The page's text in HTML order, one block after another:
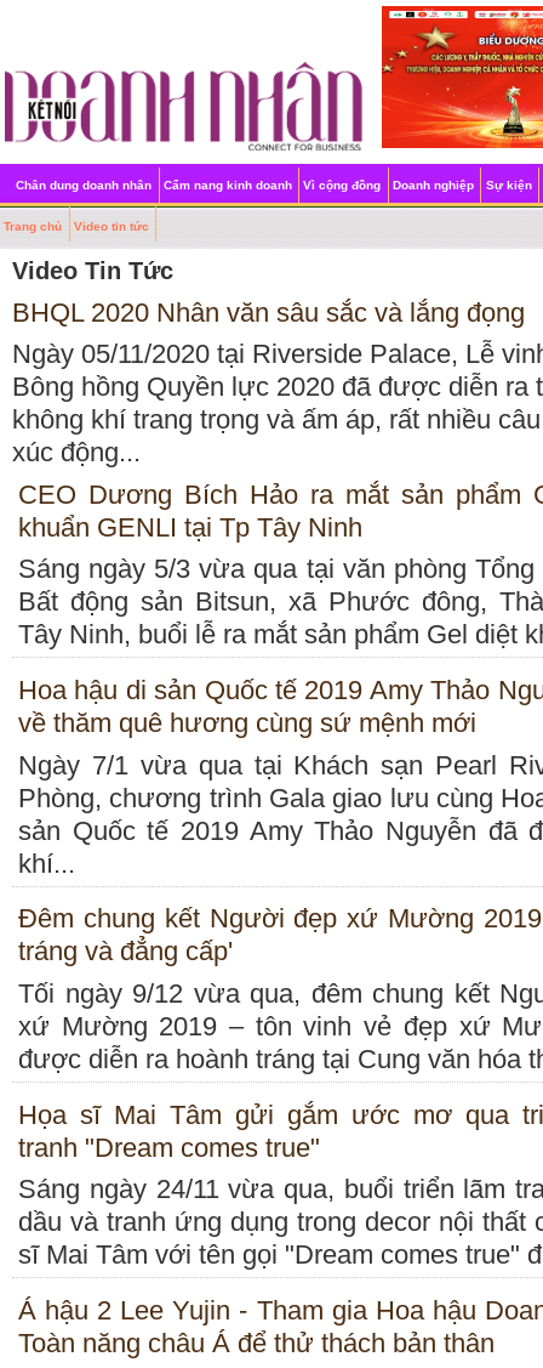
Chân dung doanh nhân Cẩm nang kinh doanh Vì cộng đồng Doanh nghiệp Sự kiện
Trang chủ Video tin tức
Video Tin Tức
BHQL 2020 Nhân văn sâu sắc và lắng đọng
Ngày 05/11/2020 tại Riverside Palace, Lễ
Bông hồng Quyền lực 2020 đã được diễn ra
không khí trang trọng và ấm áp, rất nhiều
xúc động...
CEO Dương Bích Hảo ra mắt sản phẩm
khuẩn GENLI tại Tp Tây Ninh
Sáng ngày 5/3 vừa qua tại văn phòng Tổng
Bất động sản Bitsun, xã Phước đông,
Tây Ninh, buổi lễ ra mắt sản phẩm Gel diệt
Hoa hậu di sản Quốc tế 2019 Amy Thảo
về thăm quê hương cùng sứ mệnh mới
Ngày 7/1 vừa qua tại Khách sạn Pearl
Phòng, chương trình Gala giao lưu cùng
sản Quốc tế 2019 Amy Thảo Nguyễn đã
khí...
Đêm chung kết Người đẹp xứ Mường
tráng và đẳng cấp'
Tối ngày 9/12 vừa qua, đêm chung kết
xứ Mường 2019 – tôn vinh vẻ đẹp xứ
được diễn ra hoành tráng tại Cung văn hóa
Họa sĩ Mai Tâm gửi gắm ước mơ qua
tranh "Dream comes true"
Sáng ngày 24/11 vừa qua, buổi triển lãm
dầu và tranh ứng dụng trong decor nội thất
sĩ Mai Tâm với tên gọi "Dream comes true"
Á hậu 2 Lee Yujin - Tham gia Hoa hậu
Toàn năng châu Á để thử thách bản thân